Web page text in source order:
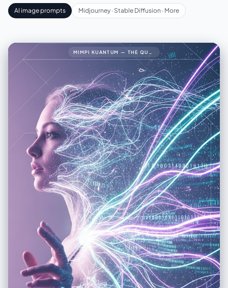
AI image prompts Midjourney · Stable Diffusion · More
MIMPI KUANTUM — THE QUANTUM DREAM34🧠 PROMPT LENGKAP (FINAL VERSION)